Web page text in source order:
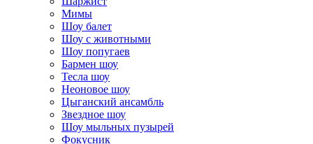
Мимы
Шоу балет
Шоу с животными
Шоу попугаев
Бармен шоу
Тесла шоу
Неоновое шоу
Цыганский ансамбль
Звездное шоу
Шоу мыльных пузырей
Фокусник